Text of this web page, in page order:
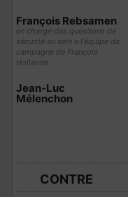
François Rebsamen
en charge des questions de
sécurité au sein e l'équipe de
campagne de François
Hollande
Jean-Luc
Mélenchon
CONTRE